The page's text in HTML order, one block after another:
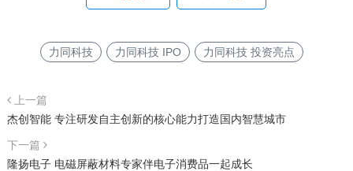
力同科技 力同科技 IPO 力同科技 投资亮点
上一篇
杰创智能 专注研发自主创新的核心能力打造国内智慧城市
下一篇
隆扬电子 电磁屏蔽材料专家伴电子消费品一起成长